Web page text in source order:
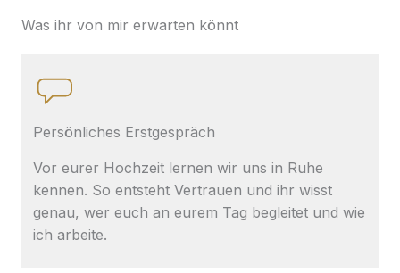
Was ihr von mir erwarten könnt
Persönliches Erstgespräch
Vor eurer Hochzeit lernen wir uns in Ruhe
kennen. So entsteht Vertrauen und ihr wisst
genau, wer euch an eurem Tag begleitet und wie
ich arbeite.